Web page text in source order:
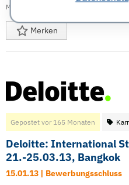
München
Merken
Gepostet vor 165 Monaten
Deloitte: International
21.-25.03.13, Bangkok
15.01.13 | Bewerbungsschluss